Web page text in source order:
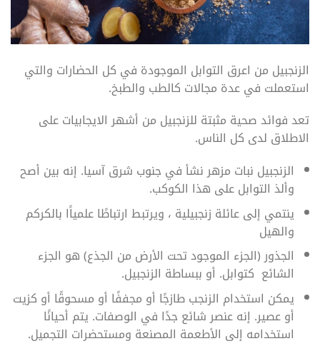
الزنجبيل من اعرق التوابل الموجودة في كل الحضارات والتي
استعملت في عدة مجالات كالطب والطبخ.
تعد فوائد صحية مثبتة للزنجبيل من أشهر الايجابيات على
الاطلاق لدى كل الناس.
الزنجبيل نبات مزهر نشأ في جنوب شرق آسيا. إنه بين أصح
وألذ التوابل على هذا الكوكب.
ينتمي إلى عائلة زنجبيلية ، ويرتبط ارتباطًا علمياًا بالكركم
والهيل
الجذور (الجزء الموجود تحت الأرض من الجذع) هو الجزء
الشائع كتوابل. أو ببساطة الزنجبيل.
يمكن استخدام الزنجب طازجًا أو مجففًا أو مسحوقًا أو كزيت
أو عصير. إنه عنصر شائع جدًا في الوصفات. يتم أحيانًا
استخدامه إلى الأطعمة المصنعة ومستحضرات التجميل.